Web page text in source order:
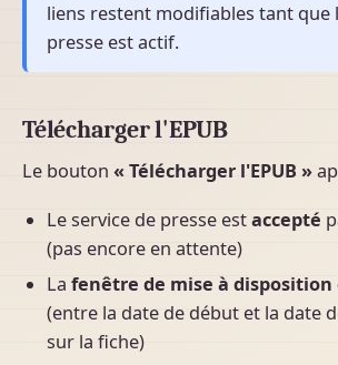
liens restent modifiables tant que
presse est actif.
Télécharger l'EPUB
Le bouton « Télécharger l'EPUB »
Le service de presse estaccepté
(pas encore en attente)
Lafenêtre de mise à
(entre la date de début et la date
sur la fiche)